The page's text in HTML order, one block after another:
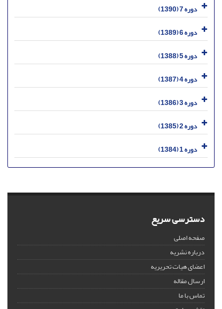
دوره 7 (1390)
دوره 6 (1389)
دوره 5 (1388)
دوره 4 (1387)
دوره 3 (1386)
دوره 2 (1385)
دوره 1 (1384)
دسترسی سریع
صفحه اصلی
درباره نشریه
اعضای هیات تحریریه
ارسال مقاله
تماس با ما